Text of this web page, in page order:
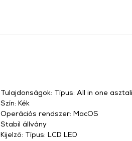
Tulajdonságok: Típus: All in one
Szín: Kék
Operációs rendszer: MacOS
Stabil állvány
Kijelző: Típus: LCD LED